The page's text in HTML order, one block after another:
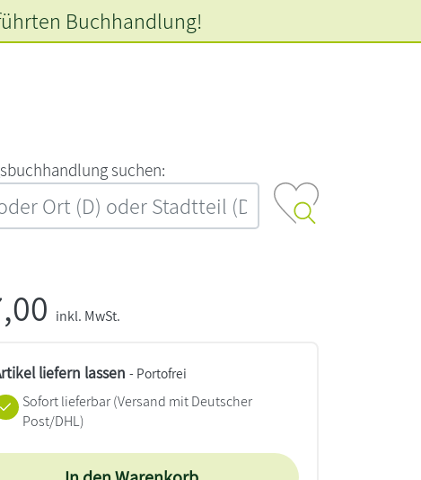
‍s‍u‍c‍h‍e‍n‍:‍
Buchhandlung!
inkl. MwSt.
liefern lassen - Portofrei
Sofort lieferbar(Versand mit Deutscher
Post/DHL)